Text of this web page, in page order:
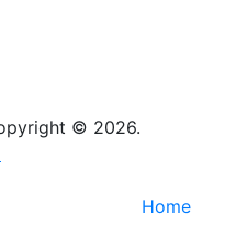
© 2026.
Home